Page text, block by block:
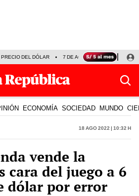
PRECIO DEL DÓLAR 7 DE AGOSTO OLLANTA
ECONOMÍA SOCIEDAD MUNDO
18 Ago 2022 | 10:32 h
vende la
cara del juego a 6
dólar por error